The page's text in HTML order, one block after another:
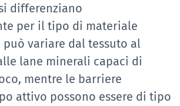
differenziano
per il tipo di materiale
variare dal tessuto al
lane minerali capaci di
mentre le barriere
attivo possono essere di tipo